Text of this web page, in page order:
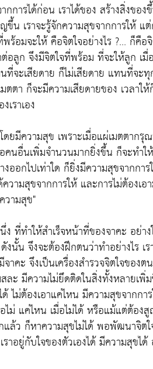
การได้ก่อน เราได้ของ สร้างสิ่งของ
น เราจะรู้จักความสุขจากการให้ แ
ร้อมจะให้ คือจิตใจอย่างไร ?... ก็คือ
อลูก จึงมีจิตใจที่พร้อม ที่จะให้ลูก เ
จะเสียดาย ก็ไม่เสียดาย แทนที่จะ
ตา ก็จะมีความเสียดายของ เวลาใ
ราเอง
มีความสุข เพราะเมื่อแผ่เมตตากรุณ
นอื่นเพิ่มจำนวนมากยิ่งขึ้น ก็จะทำใ
อกไปเท่าใด ก็ยิ่งมีความสุขจากการ
ามสุขจากการให้ และการไม่ต้องเ
วามสุข"
ที่ทำให้สำเร็จหน้าที่ของจาคะ อย่า
น จึงจะต้องฝึกตนว่าทำอย่างไร เ
คะ จึงเป็นเครื่องสำรวจจิตใจของต
ละ มีความไม่ยึดติดในสิ่งทั้งหลายเพิ่
ไม่ต้องเอาแค่ไหน มีความสุขจากกา
ม่ แค่ไหน เมื่อไม่ได้ หรือแม้แต่ต้องสู
ล้ว ก็หาความสุขไม่ได้ พอพัฒนาจิต
าอยู่กับใจของตัวเองได้ มีความสุขไ